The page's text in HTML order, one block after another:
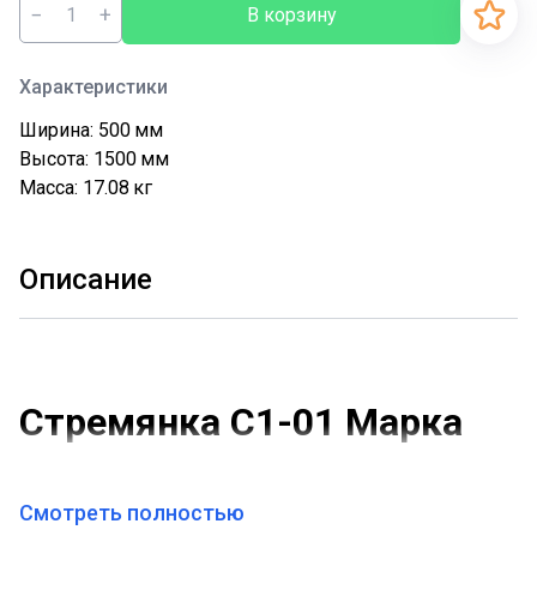
− + В корзину
Характеристики
Ширина: 500 мм
Высота: 1500 мм
Масса: 17.08 кг
Описание
Стремянка С1-01 Марка
Смотреть полностью